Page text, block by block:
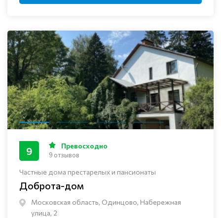
Частные дома престарелых и пансионаты
Доброта-дом
Московская область, Одинцово, Набережная
улица, 2
9 Превосходно
9 отзывов